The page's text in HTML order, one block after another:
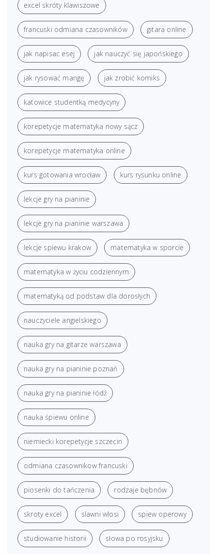
excel skróty klawiszowe
francuski odmiana czasowników gitara online
jak napisac esej jak nauczyć się japońskiego
jak rysować mangę jak zrobić komiks
katowice studentką medycyny
korepetycje matematyka nowy sącz
korepetycje matematyka online
kurs gotowania wrocław kurs rysunku online
lekcje gry na pianinie
lekcje gry na pianinie warszawa
lekcje spiewu krakow matematyka w sporcie
matematyka w życiu codziennym
matematyką od podstaw dla dorosłych
nauczyciele angielskiego
nauka gry na gitarze warszawa
nauka gry na pianinie poznań
nauka gry na pianinie łódź
nauka śpiewu online
niemiecki korepetycje szczecin
odmiana czasownikow francuski
piosenki do tańczenia rodzaje bębnów
skroty excel slawni wlosi spiew operowy
studiowanie historii słowa po rosyjsku